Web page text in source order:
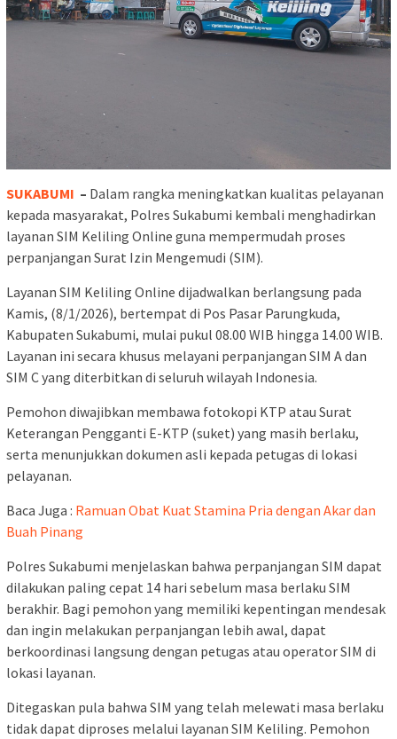
SUKABUMI – Dalam rangka meningkatkan kualitas pelayanan
kepada masyarakat, Polres Sukabumi kembali menghadirkan
layanan SIM Keliling Online guna mempermudah proses
perpanjangan Surat Izin Mengemudi (SIM).
Layanan SIM Keliling Online dijadwalkan berlangsung pada
Kamis, (8/1/2026), bertempat di Pos Pasar Parungkuda,
Kabupaten Sukabumi, mulai pukul 08.00 WIB hingga 14.00 WIB.
Layanan ini secara khusus melayani perpanjangan SIM A dan
SIM C yang diterbitkan di seluruh wilayah Indonesia.
Pemohon diwajibkan membawa fotokopi KTP atau Surat
Keterangan Pengganti E-KTP (suket) yang masih berlaku,
serta menunjukkan dokumen asli kepada petugas di lokasi
pelayanan.
Baca Juga : Ramuan Obat Kuat Stamina Pria dengan Akar dan
Buah Pinang
Polres Sukabumi menjelaskan bahwa perpanjangan SIM dapat
dilakukan paling cepat 14 hari sebelum masa berlaku SIM
berakhir. Bagi pemohon yang memiliki kepentingan mendesak
dan ingin melakukan perpanjangan lebih awal, dapat
berkoordinasi langsung dengan petugas atau operator SIM di
lokasi layanan.
Ditegaskan pula bahwa SIM yang telah melewati masa berlaku
tidak dapat diproses melalui layanan SIM Keliling. Pemohon